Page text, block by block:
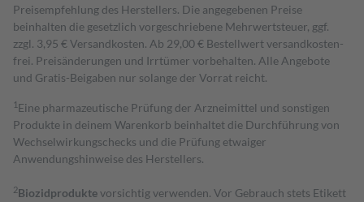
Preisempfehlung des Herstellers. Die angegebenen Preise
beinhalten die gesetzlich vorgeschriebene Mehrwertsteuer, ggf.
zzgl. 3,95 € Versandkosten. Ab 29,00 € Bestell­wert versand­kosten­
frei. Preisänderungen und Irrtümer vorbehalten. Alle Angebote
und Gratis-Beigaben nur solange der Vorrat reicht.
1 Eine pharmazeutische Prüfung der Arzneimittel und sonstigen
Produkte in deinem Warenkorb beinhaltet die Durchführung von
Wechselwirkungschecks und die Prüfung etwaiger
Anwendungshinweise des Herstellers.
2Biozidproduktevorsichtig verwenden. Vor Gebrauch stets Etikett